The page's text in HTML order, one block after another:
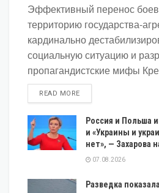
Эффективный перенос
территорию государства-
кардинально
социальную ситуацию и
пропагандистские мифы
READ MOREDETAILS
Россия и Польша
и «Украины и
нет», — Захарова
07.08.2026
Разведка